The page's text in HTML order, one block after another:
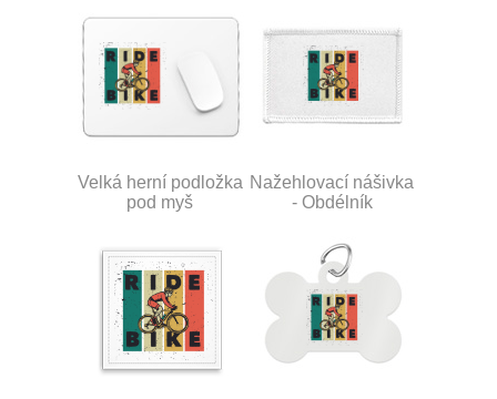
Velká herní podložka
pod myš
Nažehlovací nášivka
- Obdélník